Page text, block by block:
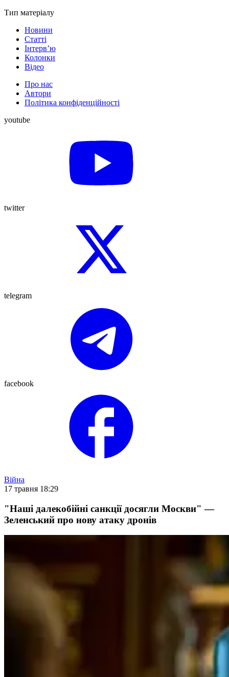
Тип матеріалу
Новини
Статті
Інтерв’ю
Колонки
Відео
Про нас
Автори
Політика конфіденційності
youtube
twitter
telegram
facebook
Війна
17 травня 18:29
"Наші далекобійні санкції досягли Москви" —
Зеленський про нову атаку дронів